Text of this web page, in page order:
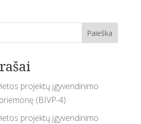
Paieška
projektų įgyvendinimo
(BIVP-4)
projektų įgyvendinimo